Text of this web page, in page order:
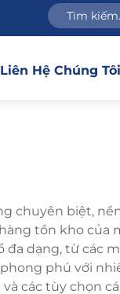
Liên Hệ Chúng Tôi
chuyên biệt,
tồn kho của
dạng, từ các
phú với
các tùy chọn